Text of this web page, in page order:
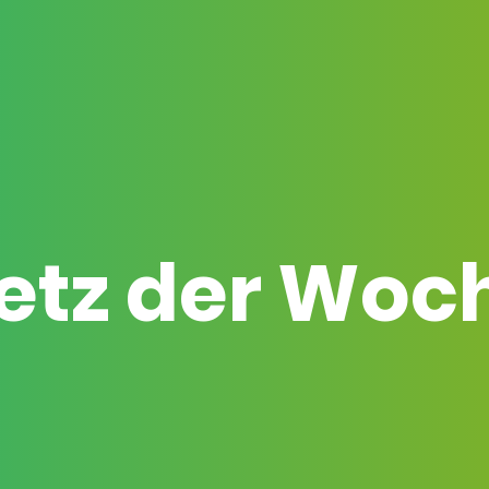
der